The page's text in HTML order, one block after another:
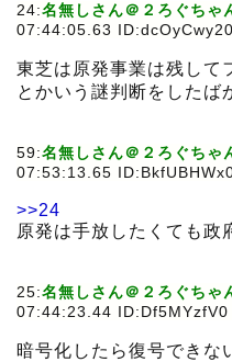
24:名無しさん＠２ろぐちゃ
07:44:05.63 ID:dcOyCwy20
東芝は原発事業は残して
とかいう謎判断をしたば
59:名無しさん＠２ろぐちゃ
07:53:13.65
>>24
原発は手放したくても政
25:名無しさん＠２ろぐちゃ
07:44:23.44 ID:Df5MYzfV0
暗号化したら復号できな